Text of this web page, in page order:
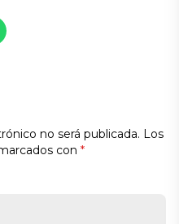
no será publicada. Los
con *